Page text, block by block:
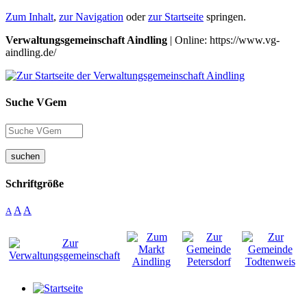
Zum Inhalt, zur Navigation oderzur Startseite springen.
Verwaltungsgemeinschaft Aindling | Online: https://www.vg-
aindling.de/
Suche VGem
suchen
Schriftgröße
A A A